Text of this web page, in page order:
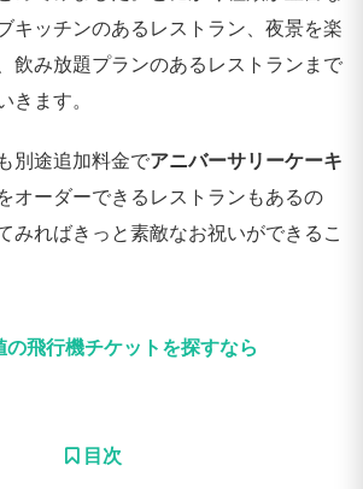
キッチンのあるレストラン、夜景を楽
飲み放題プランのあるレストランまで
きます。
別途追加料金でアニバーサリーケーキ
オーダーできるレストランもあるの
みればきっと素敵なお祝いができるこ
飛行機チケットを探すなら
目次